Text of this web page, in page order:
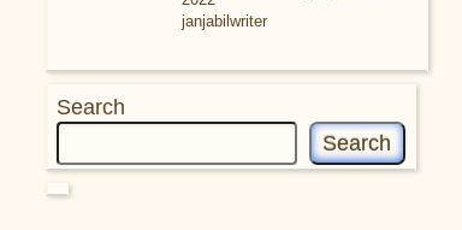
janjabilwriter
Search
Search